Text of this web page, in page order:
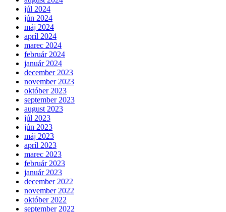
júl 2024
jún 2024
máj 2024
apríl 2024
marec 2024
február 2024
január 2024
december 2023
november 2023
október 2023
september 2023
august 2023
júl 2023
jún 2023
máj 2023
apríl 2023
marec 2023
február 2023
január 2023
december 2022
november 2022
október 2022
september 2022